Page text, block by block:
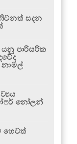
සදන
පාරිසරික
නෝලන්
හෙවත්